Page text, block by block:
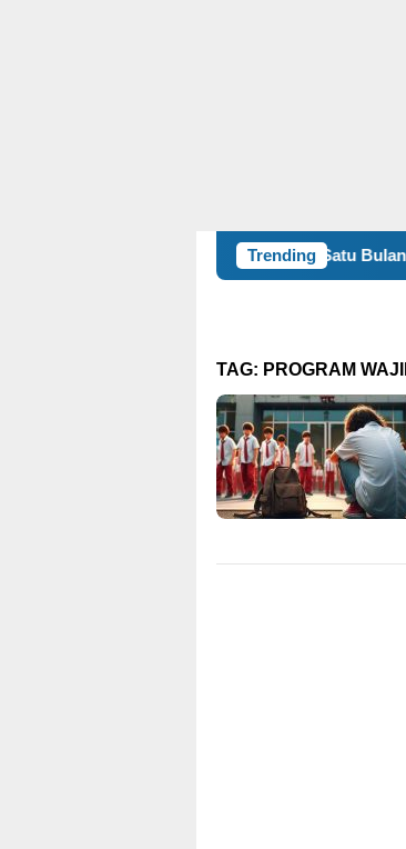
Trending
Satu Bulan Mengabdi, BBK
TAG: PROGRAM